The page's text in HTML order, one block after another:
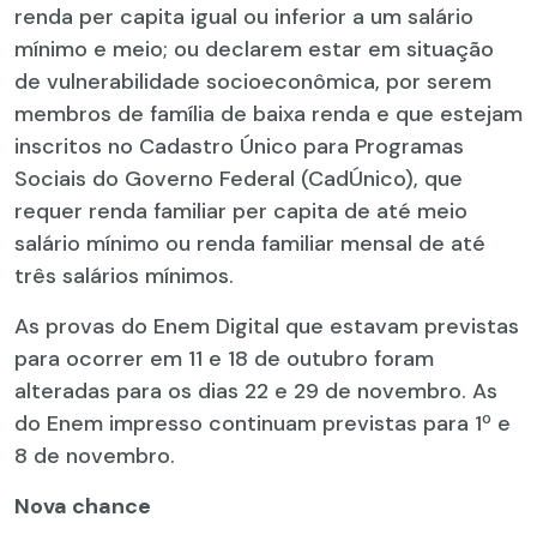
renda per capita igual ou inferior a um salário
mínimo e meio; ou declarem estar em situação
de vulnerabilidade socioeconômica, por serem
membros de família de baixa renda e que estejam
inscritos no Cadastro Único para Programas
Sociais do Governo Federal (CadÚnico), que
requer renda familiar per capita de até meio
salário mínimo ou renda familiar mensal de até
três salários mínimos.
As provas do Enem Digital que estavam previstas
para ocorrer em 11 e 18 de outubro foram
alteradas para os dias 22 e 29 de novembro. As
do Enem impresso continuam previstas para 1º e
8 de novembro.
Nova chance